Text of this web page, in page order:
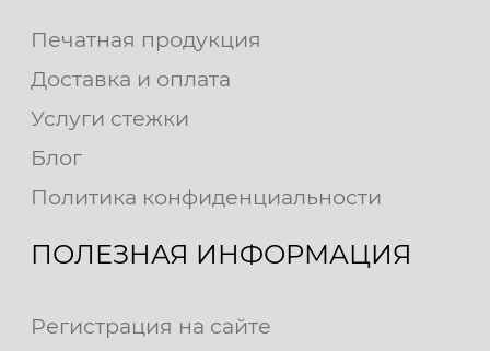
Печатная продукция
Доставка и оплата
Услуги стежки
Блог
Политика конфиденциальности
ПОЛЕЗНАЯ ИНФОРМАЦИЯ
Регистрация на сайте